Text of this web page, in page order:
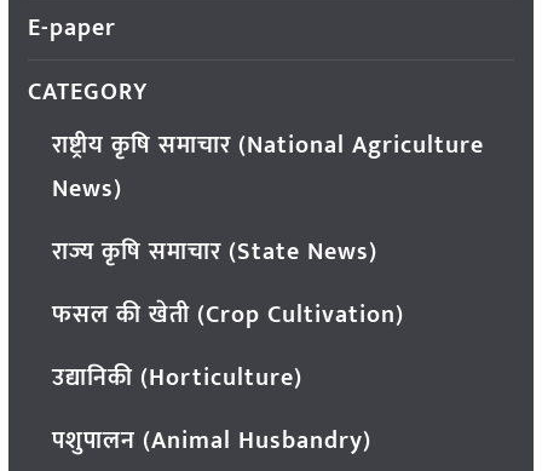
E-paper
CATEGORY
राष्ट्रीय कृषि समाचार (National Agriculture
News)
राज्य कृषि समाचार (State News)
फसल की खेती (Crop Cultivation)
उद्यानिकी (Horticulture)
पशुपालन (Animal Husbandry)